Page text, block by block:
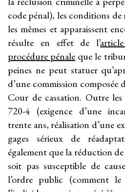
code pénal), les conditions de
les mêmes et apparaissent
résulte en effet de l’
procédure pénale que le
peines ne peut statuer
d’une commission composée
Cour de cassation. Outre
720-4 (exigence d’une
trente ans, réalisation d’une
gages sérieux de
également que la réduction
soit pas susceptible de
l’ordre public (comment